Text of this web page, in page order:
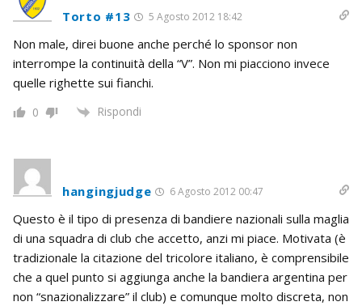
Torto #13 5 Agosto 2012 18:42
Non male, direi buone anche perché lo sponsor non
interrompe la continuità della “V”. Non mi piacciono invece
quelle righette sui fianchi.
0 Rispondi
hangingjudge 6 Agosto 2012 00:47
Questo è il tipo di presenza di bandiere nazionali sulla maglia
di una squadra di club che accetto, anzi mi piace. Motivata (è
tradizionale la citazione del tricolore italiano, è comprensibile
che a quel punto si aggiunga anche la bandiera argentina per
non “snazionalizzare” il club) e comunque molto discreta, non